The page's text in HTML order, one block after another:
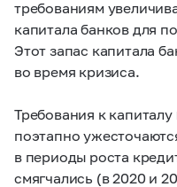
требованиям
капитала банков для
Этот запас капитала
во время кризиса.
Требования к капиталу
поэтапно
в периоды роста
смягчались (в 2020 и